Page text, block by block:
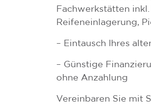
Fachwerkstätten inkl.
Reifeneinlagerung,
– Eintausch Ihres
– Günstige
ohne Anzahlung
Vereinbaren Sie mit